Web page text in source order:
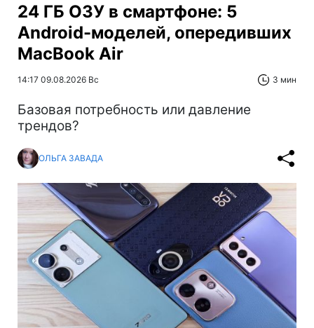
24 ГБ ОЗУ в смартфоне: 5
Android-моделей, опередивших
MacBook Air
14:17 09.08.2026 Вс 3 мин
Базовая потребность или давление
трендов?
ОЛЬГА ЗАВАДА